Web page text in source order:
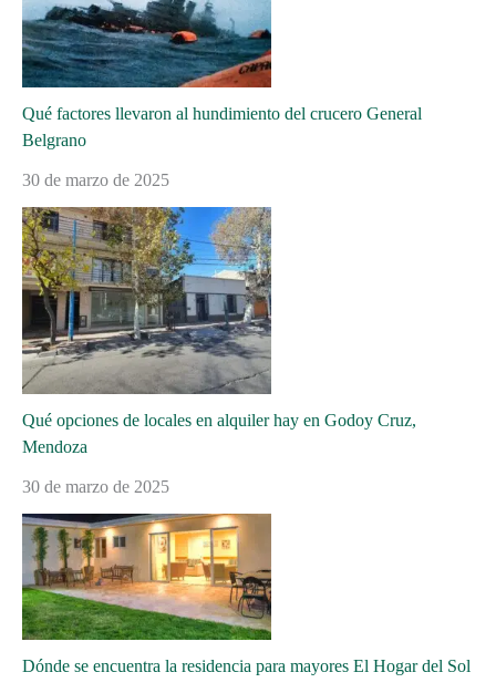
Qué factores llevaron al hundimiento del crucero General
Belgrano
30 de marzo de 2025
Qué opciones de locales en alquiler hay en Godoy Cruz,
Mendoza
30 de marzo de 2025
Dónde se encuentra la residencia para mayores El Hogar del Sol